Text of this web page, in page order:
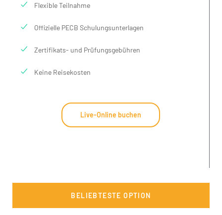
Flexible Teilnahme
Offizielle PECB Schulungsunterlagen
Zertifikats- und Prüfungsgebühren
Keine Reisekosten
Live-Online buchen
BELIEBTESTE OPTION